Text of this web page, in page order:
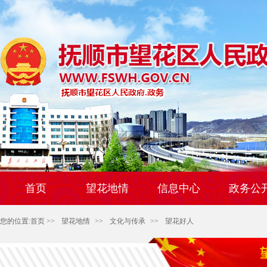
首页 望花地情 信息中心 政务公
您的位置:首页 >> 望花地情 >> 文化与传承 >> 望花好人